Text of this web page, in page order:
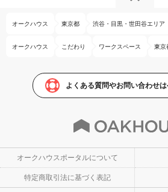
オークハウス 東京都 渋谷・目黒・世田谷エリア
オークハウス こだわり ワークスペース 東京
よくある質問やお問い合わせ
オークハウスポータルについて
特定商取引法に基づく表記